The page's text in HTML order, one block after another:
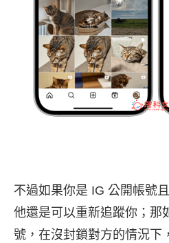
不過如果你是 IG 公開帳號
他還是可以重新追蹤你；那
號，在沒封鎖對方的情況下